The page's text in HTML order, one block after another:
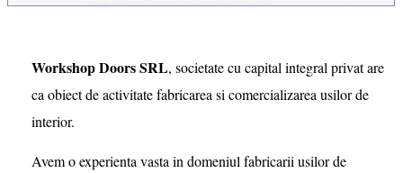
Workshop Doors SRL, societate cu capital integral privat are
ca obiect de activitatefabricarea si comercializarea usilor de
interior.
Avem o experienta vasta in domeniul fabricarii usilor de